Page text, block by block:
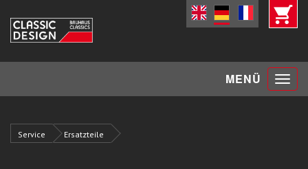
MENÜ Toggle
Service Ersatzteile